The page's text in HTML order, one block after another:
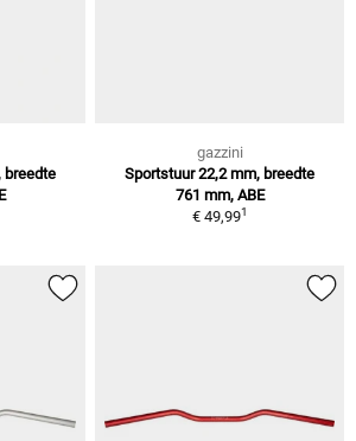
breedte
gazzini
Sportstuur 22,2 mm, breedte
761 mm, ABE
€ 49,991